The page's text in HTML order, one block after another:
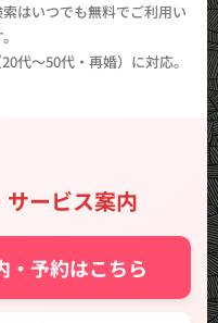
はいつでも無料でご利用い
代〜50代・再婚）に対応。
ービス案内
・予約はこちら